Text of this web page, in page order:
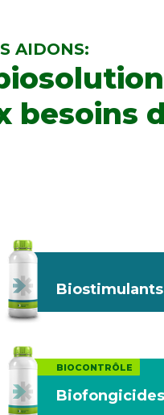
AIDONS:
besoins
Biostimulants
BIOCONTRÔLE
Biofongicides